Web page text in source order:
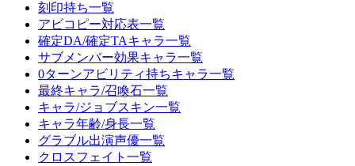
刻印持ち一覧
アビコピー対応表一覧
確定DA/確定TAキャラ一覧
サブメンバー効果キャラ一覧
0ターンアビリティ持ちキャラ一覧
最終キャラ/召喚石一覧
キャラ/ジョブスキン一覧
キャラ年齢/身長一覧
グラブル出演声優一覧
クロスフェイト一覧